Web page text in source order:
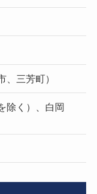
三芳町）
除く）、白岡